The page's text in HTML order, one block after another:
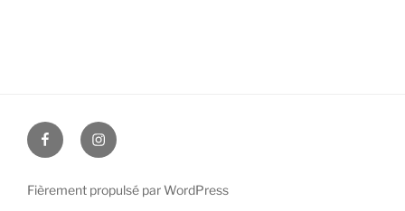
facebookinstagram
Fièrement propulsé par WordPress